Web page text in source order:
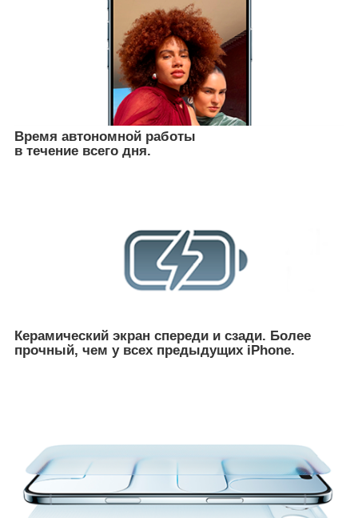
Время автономной работы
в течение всего дня.
Керамический экран спереди и сзади. Более
прочный, чем у всех предыдущих iPhone.